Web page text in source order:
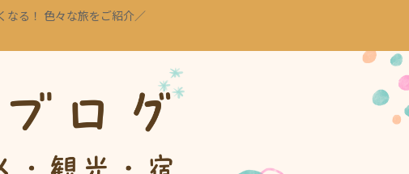
なる！ 色々な旅をご紹介／